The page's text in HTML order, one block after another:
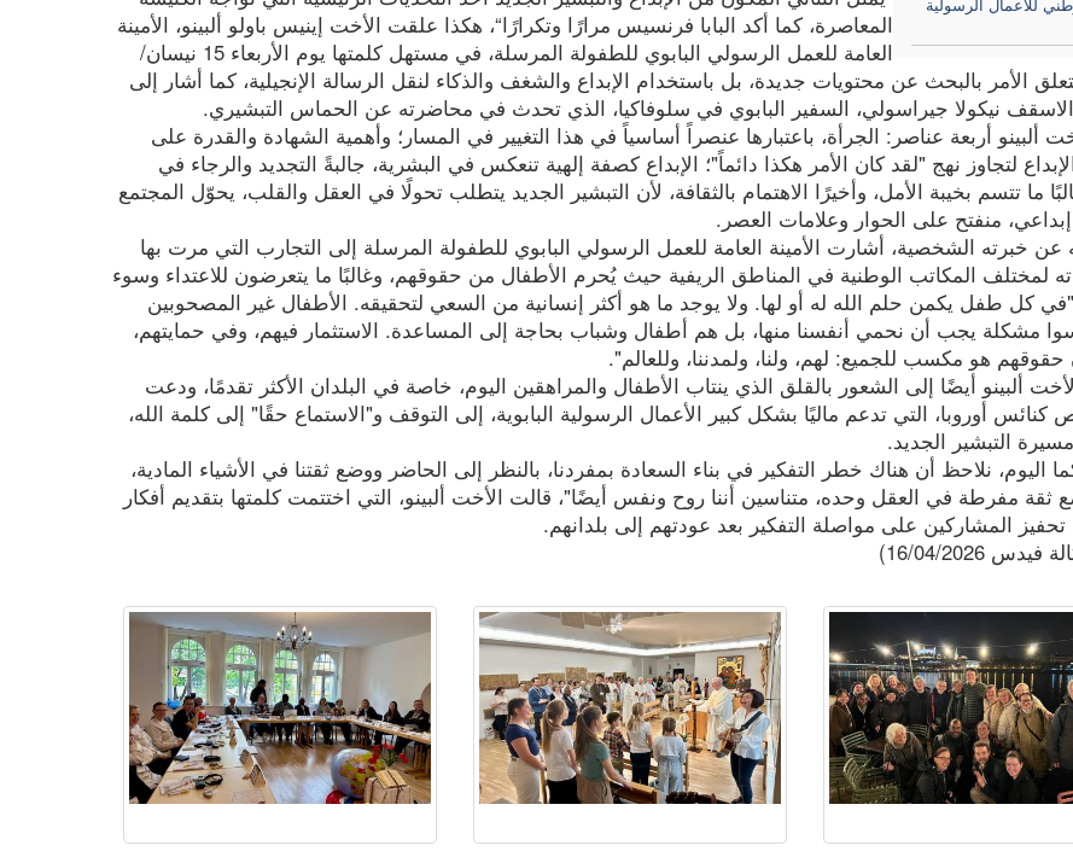
المعاصرة، كما أكد البابا فرنسيس مرارًا وتكرارًا“، هكذا علقت الأخت إينيس باولو ألبينو، الأمينة
العامة للعمل الرسولي البابوي للطفولة المرسلة، في مستهل كلمتها يوم الأربعاء 15 نيسان/
الأمر بالبحث عن محتويات جديدة، بل باستخدام الإبداع والشغف والذكاء لنقل الرسالة الإنجيلية، كما أشار إلى
نيكولا جيراسولي، السفير البابوي في سلوفاكيا، الذي تحدث في محاضرته عن الحماس التبشيري.
ألبينو أربعة عناصر: الجرأة، باعتبارها عنصراً أساسياً في هذا التغيير في المسار؛ وأهمية الشهادة والقدرة على
لتجاوز نهج "لقد كان الأمر هكذا دائماً"؛ الإبداع كصفة إلهية تنعكس في البشرية، جالبةً التجديد والرجاء في
ما تتسم بخيبة الأمل، وأخيرًا الاهتمام بالثقافة، لأن التبشير الجديد يتطلب تحولًا في العقل والقلب، يحوّل المجتمع
منفتح على الحوار وعلامات العصر.
عن خبرته الشخصية، أشارت الأمينة العامة للعمل الرسولي البابوي للطفولة المرسلة إلى التجارب التي مرت بها
لمختلف المكاتب الوطنية في المناطق الريفية حيث يُحرم الأطفال من حقوقهم، وغالبًا ما يتعرضون للاعتداء وسوء
"في كل طفل يكمن حلم الله له أو لها. ولا يوجد ما هو أكثر إنسانية من السعي لتحقيقه. الأطفال غير المصحوبين
مشكلة يجب أن نحمي أنفسنا منها، بل هم أطفال وشباب بحاجة إلى المساعدة. الاستثمار فيهم، وفي حمايتهم،
هو مكسب للجميع: لهم، ولنا، ولمدننا، وللعالم".
ألبينو أيضًا إلى الشعور بالقلق الذي ينتاب الأطفال والمراهقين اليوم، خاصة في البلدان الأكثر تقدمًا، ودعت
أوروبا، التي تدعم ماليًا بشكل كبير الأعمال الرسولية البابوية، إلى التوقف و"الاستماع حقًا" إلى كلمة الله،
التبشير الجديد.
اليوم، نلاحظ أن هناك خطر التفكير في بناء السعادة بمفردنا، بالنظر إلى الحاضر ووضع ثقتنا في الأشياء المادية،
ثقة مفرطة في العقل وحده، متناسين أننا روح ونفس أيضًا"، قالت الأخت ألبينو، التي اختتمت كلمتها بتقديم أفكار
المشاركين على مواصلة التفكير بعد عودتهم إلى بلدانهم.
16/04/2026)